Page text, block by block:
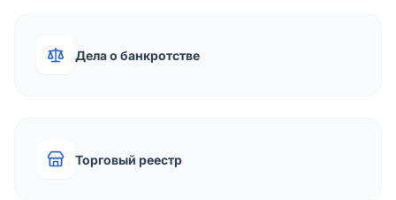
Дела о банкротстве
Торговый реестр